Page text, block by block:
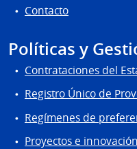
Contacto
Políticas y
Contrataciones del
Registro Único de
Regímenes de
Proyectos e innovación